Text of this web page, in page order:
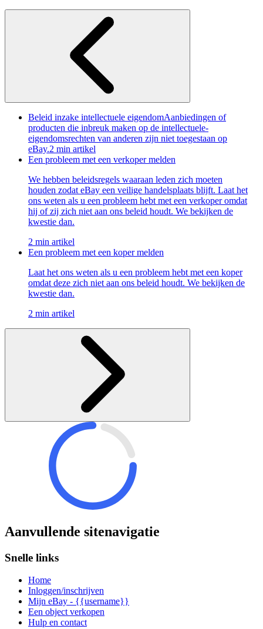
Beleid inzake intellectuele eigendomAanbiedingen of
producten die inbreuk maken op de intellectuele-
eigendomsrechten van anderen zijn niet toegestaan op
eBay.2 min artikel
Een probleem met een verkoper melden
We hebben beleidsregels waaraan leden zich moeten
houden zodat eBay een veilige handelsplaats blijft. Laat het
ons weten als u een probleem hebt met een verkoper omdat
hij of zij zich niet aan ons beleid houdt. We bekijken de
kwestie dan.
2 min artikel
Een probleem met een koper melden
Laat het ons weten als u een probleem hebt met een koper
omdat deze zich niet aan ons beleid houdt. We bekijken de
kwestie dan.
2 min artikel
Aanvullende sitenavigatie
Snelle links
Home
Inloggen/inschrijven
Mijn eBay - {{username}}
Een object verkopen
Hulp en contact